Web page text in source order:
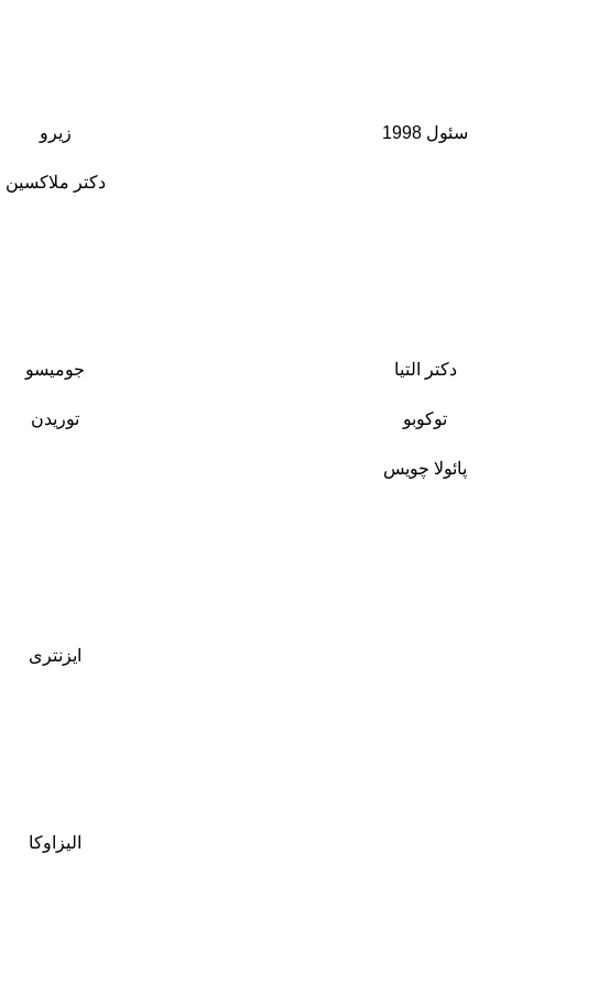
سئول 1998 زیرو
دکتر ملاکسین
دکتر التیا جومیسو
توکوبو توریدن
پائولا چویس
ایزنتری
الیزاوکا